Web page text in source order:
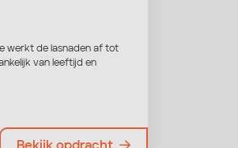
werkt de lasnaden af tot
van leeftijd en